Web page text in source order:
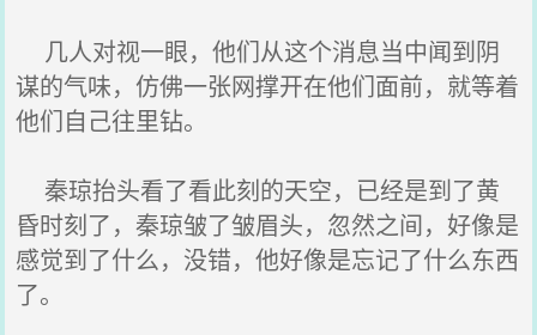
几人对视一眼，他们从这个消息当中闻到阴
谋的气味，仿佛一张网撑开在他们面前，就等着
他们自己往里钻。
秦琼抬头看了看此刻的天空，已经是到了黄
昏时刻了，秦琼皱了皱眉头，忽然之间，好像是
感觉到了什么，没错，他好像是忘记了什么东西
了。